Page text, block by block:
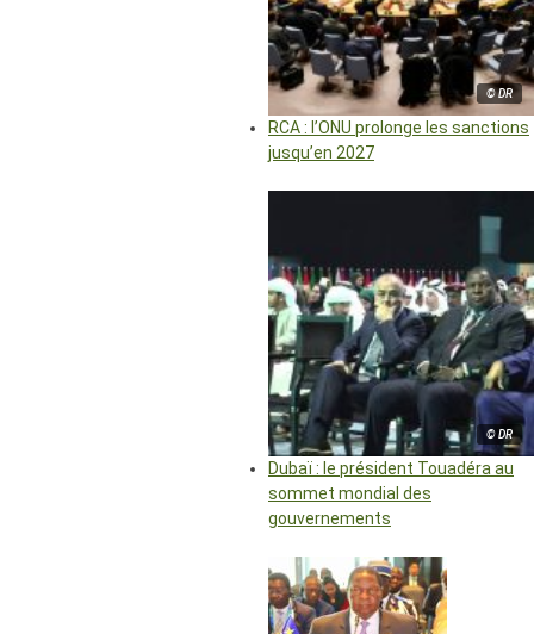
© DR
RCA : l’ONU prolonge les sanctions
jusqu’en 2027
© DR
Dubaï : le président Touadéra au
sommet mondial des
gouvernements